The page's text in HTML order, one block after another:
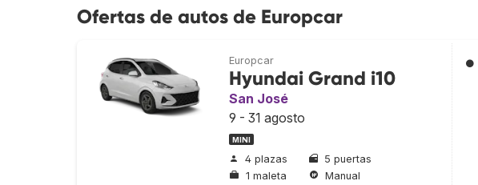
Ofertas de autos de Europcar
Europcar
Hyundai Grand i10
San José
9 - 31 agosto
MINI
4 plazas
5 puertas
1 maleta
Manual
●